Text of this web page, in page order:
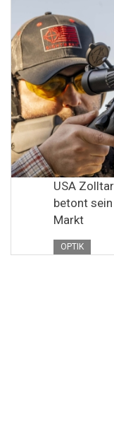
USA
betont
Markt
OPTIK